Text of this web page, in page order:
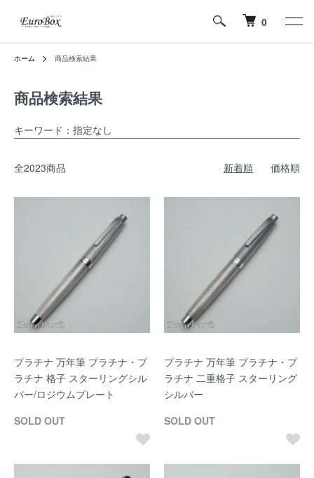
0
ホーム 商品検索結果
商品検索結果
キーワード：指定なし
全2023商品 新着順 価格順
プラチナ 万年筆 プラチナ・プ
ラチナ 格子 スターリングシル
バー/ロジウムプレート
SOLD OUT
プラチナ 万年筆 プラチナ・プ
ラチナ 二重格子 スターリング
シルバー
SOLD OUT